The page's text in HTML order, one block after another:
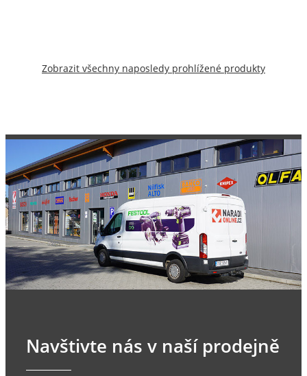
Zobrazit všechny naposledy prohlížené produkty
Navštivte nás v naší prodejně